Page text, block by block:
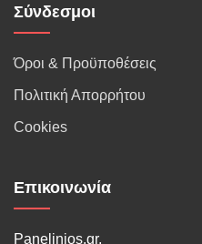
Σύνδεσμοι
Όροι & Προϋποθέσεις
Πολιτική Απορρήτου
Cookies
Επικοινωνία
Panelinios.gr,